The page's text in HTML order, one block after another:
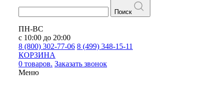
Поиск
ПН-ВС
с 10:00 до 20:00
8 (800) 302-77-06 8 (499) 348-15-11
КОРЗИНА
0 товаров. Заказать звонок
Меню